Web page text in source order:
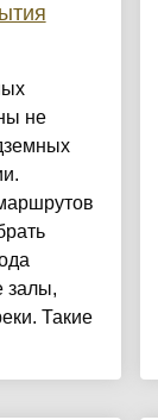
не
залы,
Такие